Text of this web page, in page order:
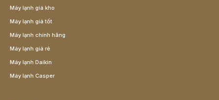
Máy lạnh giá kho
Máy lạnh giá tốt
Máy lạnh chính hãng
Máy lạnh giá rẻ
Máy lạnh Daikin
Máy lạnh Casper